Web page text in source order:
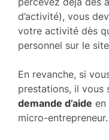
d’activité), vous
votre activité dès
personnel sur le
En revanche, si
prestations, il vous
demande d’aide en
micro-entrepreneur.